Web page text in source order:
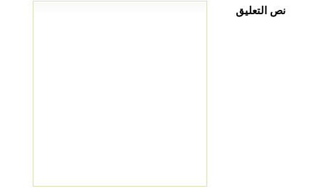
نص التعليق